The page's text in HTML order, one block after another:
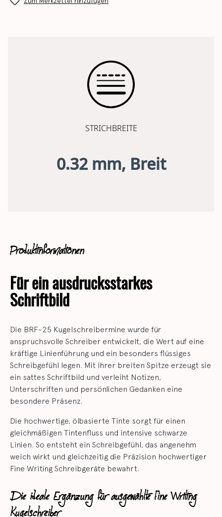
STRICHBREITE
0.32 mm, Breit
Produktinformationen
Für ein ausdrucksstarkes
Schriftbild
Die BRF-25 Kugelschreibermine wurde für
anspruchsvolle Schreiber entwickelt, die Wert auf eine
kräftige Linienführung und ein besonders flüssiges
Schreibgefühl legen. Mit ihrer breiten Spitze erzeugt sie
ein sattes Schriftbild und verleiht Notizen,
Unterschriften und persönlichen Gedanken eine
besondere Präsenz.
Die hochwertige, ölbasierte Tinte sorgt für einen
gleichmäßigen Tintenfluss und intensive schwarze
Linien. So entsteht ein Schreibgefühl, das angenehm
weich wirkt und gleichzeitig die Präzision hochwertiger
Fine Writing Schreibgeräte bewahrt.
Die ideale Ergänzung für ausgewählte Fine Writing